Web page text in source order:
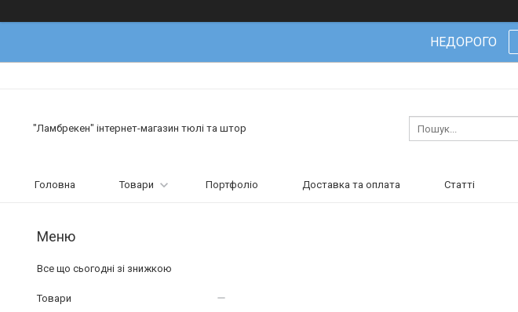
НЕДОРОГО
"Ламбрекен" інтернет-магазин тюлі та штор
Головна Товари Портфоліо Доставка та оплата Статті
Все що сьогодні зі знижкою
Товари